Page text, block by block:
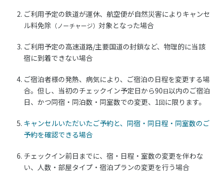
ご利用予定の鉄道が運休、航空便が自然災害によりキャンセ
ル料免除 （ノーチャージ） 対象となった場合
ご利用予定の高速道路/主要国道の封鎖など、物理的に当該
宿に到着できない場合
ご宿泊者様の発熱、病気により、ご宿泊の日程を変更する場
合。但し、当初のチェックイン予定日から90日以内のご宿泊
日、かつ同宿・同泊数・同室数での変更、1回に限ります。
キャンセルいただいたご予約と、同宿・同日程・同室数のご
予約を確認できる場合
チェックイン前日までに、宿・日程・室数の変更を伴わな
い、人数・部屋タイプ・宿泊プランの変更を行う場合